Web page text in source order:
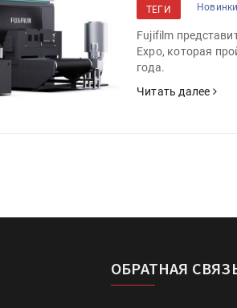
ТЕГИ
Fujifilm
Expo, которая
года.
Читать далее
ОБРАТНАЯ